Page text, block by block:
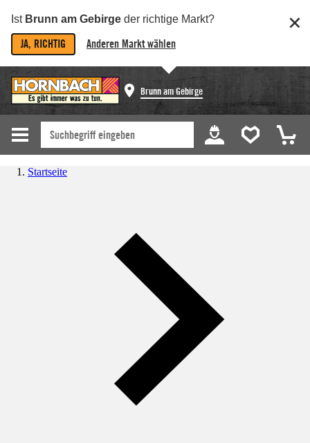
Ist Brunn am Gebirge der richtige Markt?
JA, RICHTIG Anderen Markt wählen
Brunn am Gebirge
Startseite